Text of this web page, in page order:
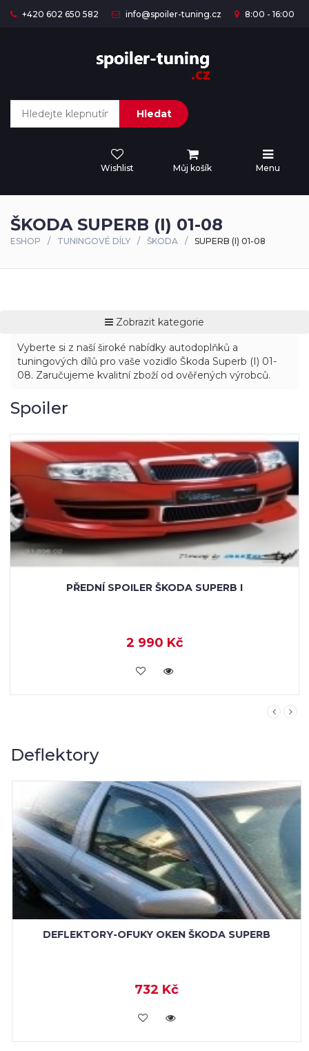
+420 602 650 582 info@spoiler-tuning.cz 8:00 - 16:00
Hledat
Wishlist Můj košík Menu
ŠKODA SUPERB (I) 01-08
ESHOP TUNINGOVÉ DÍLY ŠKODA SUPERB (I) 01-08
Zobrazit kategorie
Vyberte si z naší široké nabídky autodoplňků a
tuningových dílů pro vaše vozidlo Škoda Superb (I) 01-
08. Zaručujeme kvalitní zboží od ověřených výrobců.
Spoiler
PŘEDNÍ SPOILER ŠKODA SUPERB I
2 990 Kč
KOUPIT
Deflektory
DEFLEKTORY-OFUKY OKEN ŠKODA SUPERB
732 Kč
KOUPIT